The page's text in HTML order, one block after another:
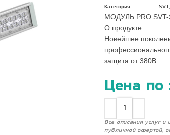
Категория: SVT,
МОДУЛЬ PRO SVT-
О продукте
Новейшее
защита от 380В.
Цена по
Все описания услуг
публичной офертой,